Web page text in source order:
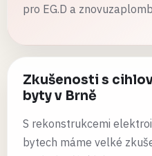
pro EG.D a
Zkušenosti s
byty v Brně
S rekonstrukcemi
bytech máme velké